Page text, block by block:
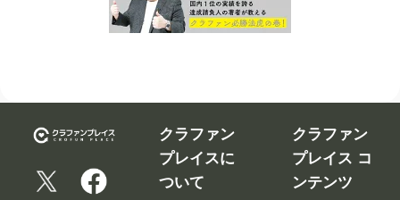
告知、拡散す
クラファンプ
クラファンプ
プレイスに
ついて
修正依
頼フォ
ーム
ング入
門編
クラウ